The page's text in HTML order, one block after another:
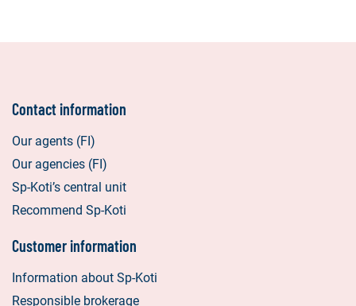
Contact information
Our agents (FI)
Our agencies (FI)
Sp-Koti’s central unit
Recommend Sp-Koti
Customer information
Information about Sp-Koti
Responsible brokerage